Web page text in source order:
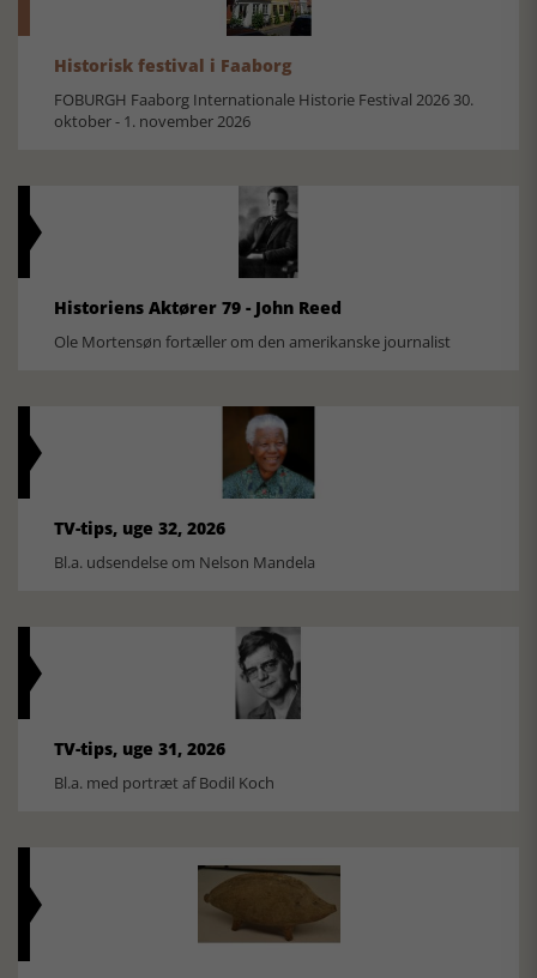
Historisk festival i Faaborg
FOBURGH Faaborg Internationale Historie Festival 2026 30.
oktober - 1. november 2026
Historiens Aktører 79 - John Reed
Ole Mortensøn fortæller om den amerikanske journalist
TV-tips, uge 32, 2026
Bl.a. udsendelse om Nelson Mandela
TV-tips, uge 31, 2026
Bl.a. med portræt af Bodil Koch